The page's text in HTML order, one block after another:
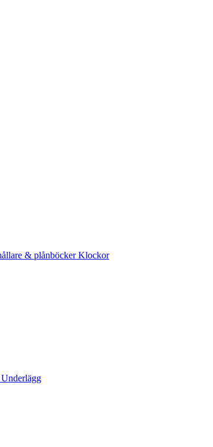
& plånböckerKlockor
Underlägg